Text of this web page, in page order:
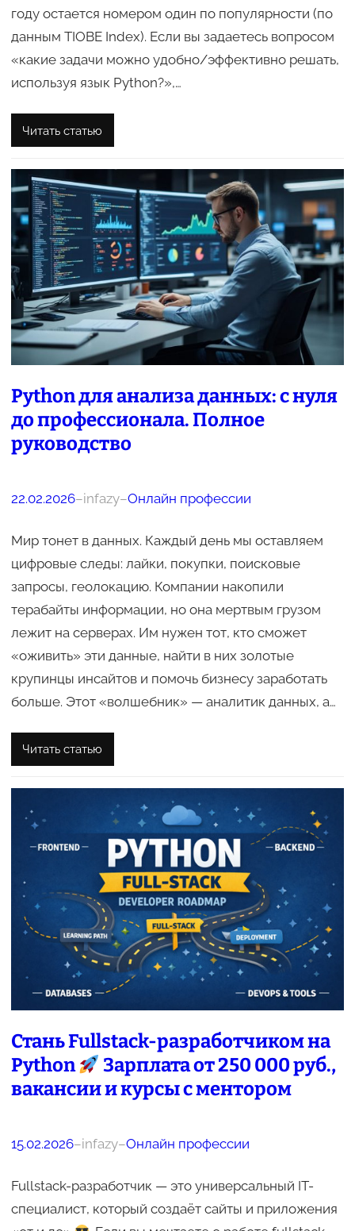
году остается номером один по популярности (по
данным TIOBE Index). Если вы задаетесь вопросом
«какие задачи можно удобно/эффективно решать,
используя язык Python?»,…
Читать статью
Python для анализа данных: с нуля
до профессионала. Полное
руководство
22.02.2026–infazy–Онлайн профессии
Мир тонет в данных. Каждый день мы оставляем
цифровые следы: лайки, покупки, поисковые
запросы, геолокацию. Компании накопили
терабайты информации, но она мертвым грузом
лежит на серверах. Им нужен тот, кто сможет
«оживить» эти данные, найти в них золотые
крупинцы инсайтов и помочь бизнесу заработать
больше. Этот «волшебник» — аналитик данных, а…
Читать статью
Стань Fullstack-разработчиком на
Python
Зарплата от 250 000 руб.,
вакансии и курсы с ментором
15.02.2026–infazy–Онлайн профессии
Fullstack-разработчик — это универсальный IT-
специалист, который создаёт сайты и приложения